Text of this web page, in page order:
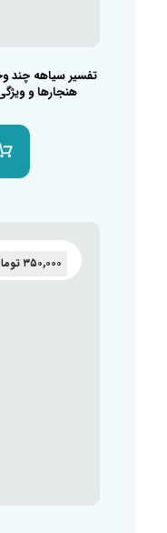
هنجارها و
۳۵۰,۰۰۰